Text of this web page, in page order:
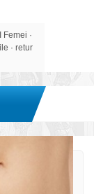
Femei ·
· retur